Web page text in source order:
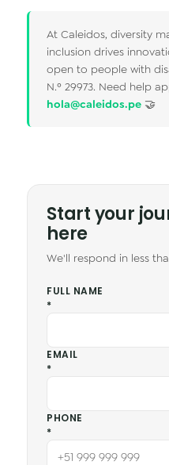
At Caleidos, diversity
inclusion drives
open to people with
N.º 29973. Need help
hola@caleidos.pe 🤝
Start your
here
We'll respond in less
FULL NAME
*
EMAIL
*
PHONE
*